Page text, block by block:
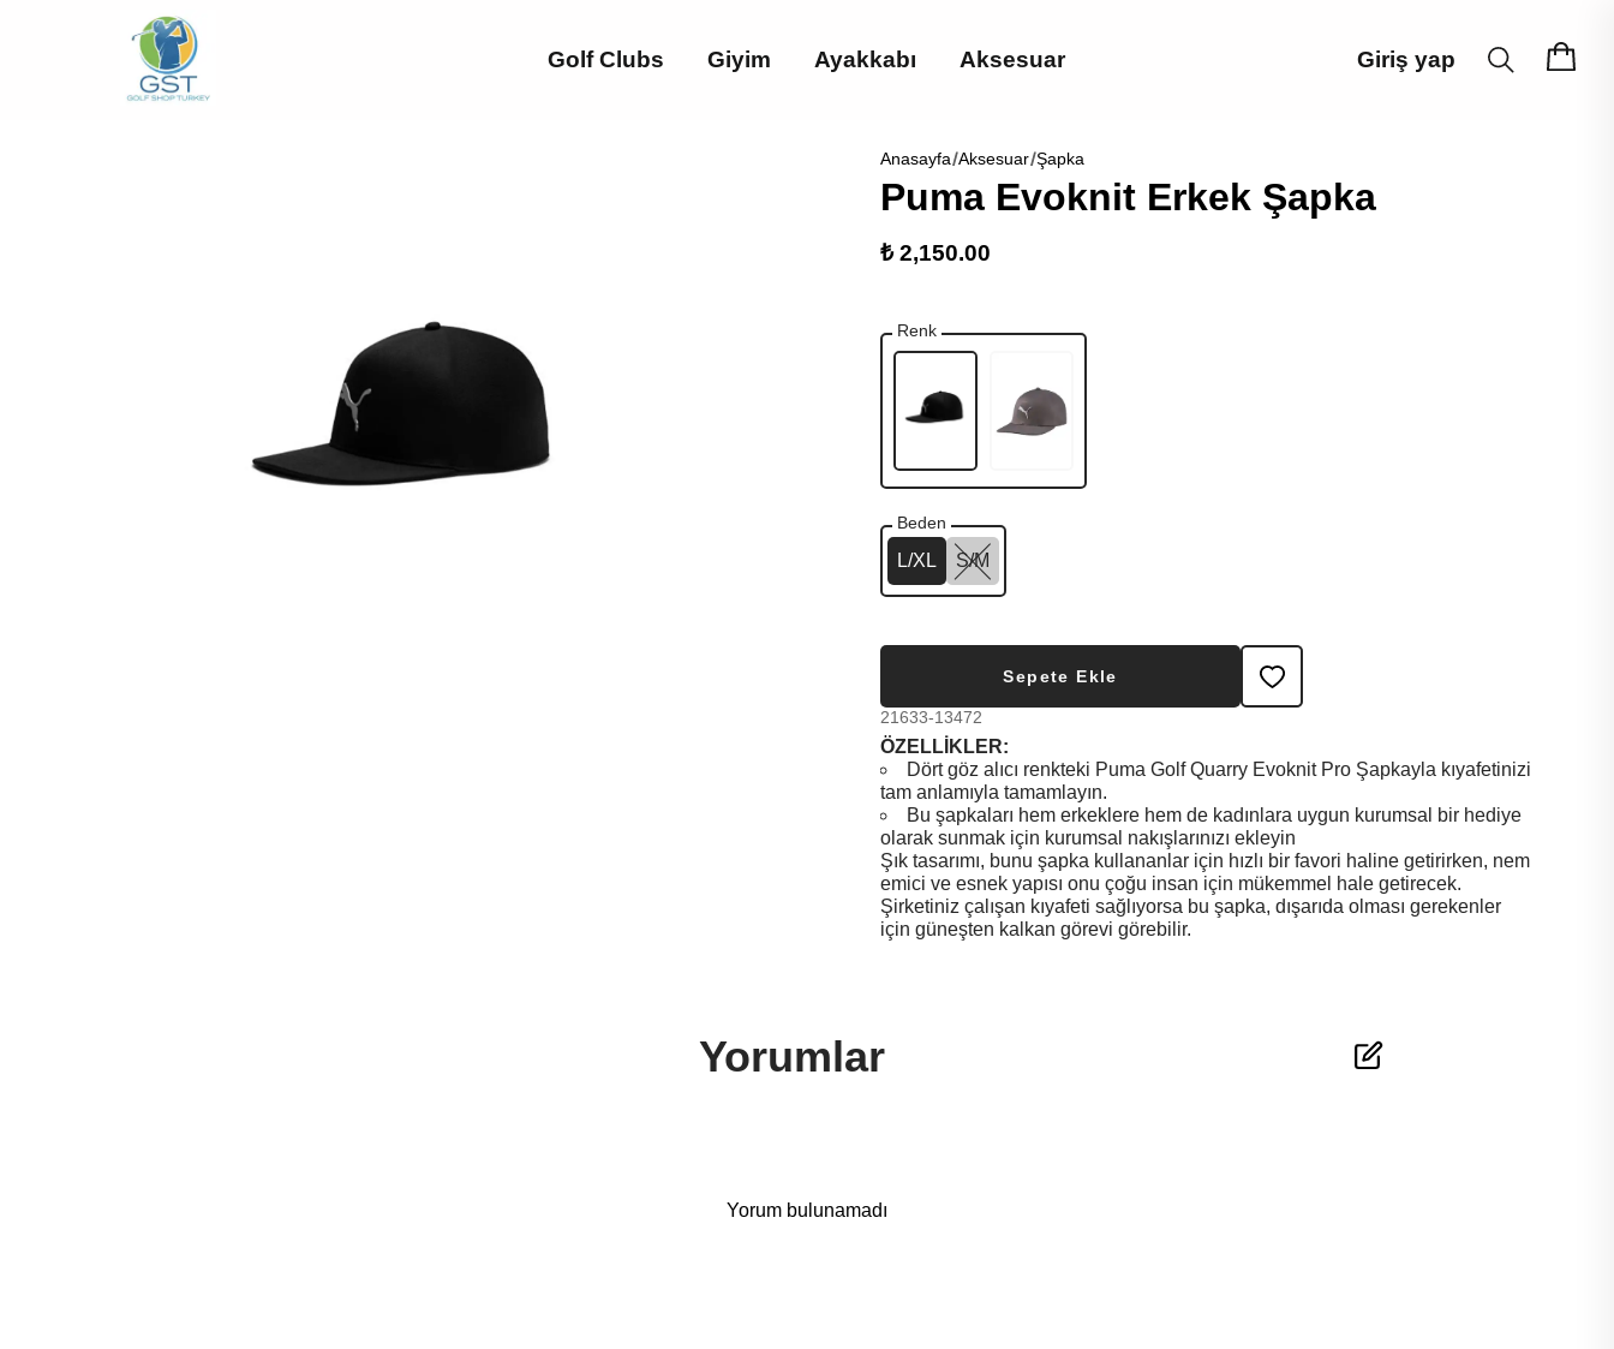
Golf Clubs Giyim Ayakkabı Aksesuar Giriş yap
Anasayfa Aksesuar Şapka
Puma Evoknit Erkek Şapka
₺ 2,150.00
Renk
Beden
L/XL S/M
Sepete Ekle
21633-13472
ÖZELLİKLER:
Dört göz alıcı renkteki Puma Golf Quarry Evoknit Pro Şapkayla kıyafetinizi
tam anlamıyla tamamlayın.
Bu şapkaları hem erkeklere hem de kadınlara uygun kurumsal bir hediye
olarak sunmak için kurumsal nakışlarınızı ekleyin
Şık tasarımı, bunu şapka kullananlar için hızlı bir favori haline getirirken, nem
emici ve esnek yapısı onu çoğu insan için mükemmel hale getirecek.
Şirketiniz çalışan kıyafeti sağlıyorsa bu şapka, dışarıda olması gerekenler
için güneşten kalkan görevi görebilir.
Yorumlar
Yorum bulunamadı